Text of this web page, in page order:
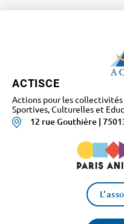
ACTISCE
Actions pour les
Sportives, Culturelles et
12 rue Gouthière |